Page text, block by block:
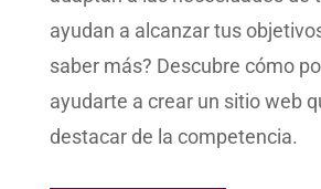
ayudan a alcanzar tus
saber más? Descubre cómo
ayudarte a crear un sitio web
destacar de la competencia.